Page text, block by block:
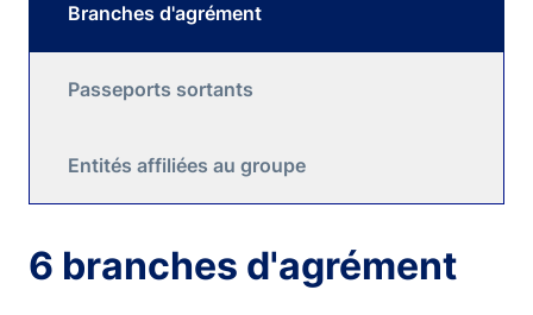
Branches d'agrément
Passeports sortants
Entités affiliées au groupe
6 branches d'agrément